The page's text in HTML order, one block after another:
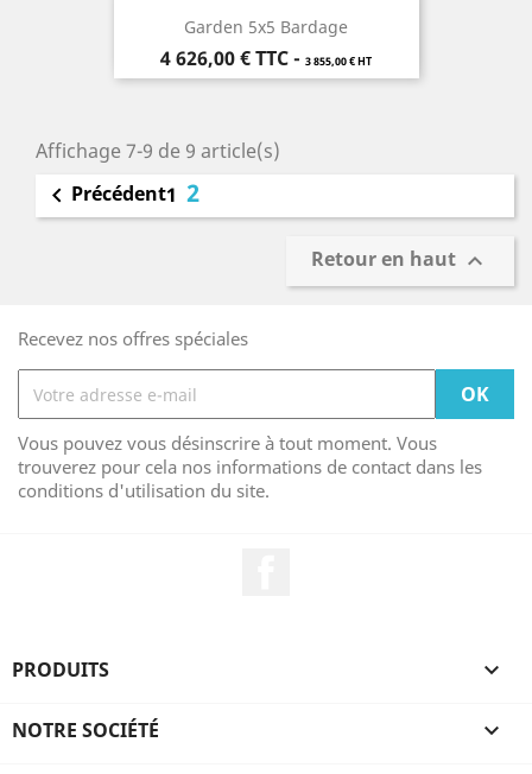
Garden 5x5 Bardage
Prix
4 626,00 €TTC- 3 855,00 € HT
Affichage 7-9 de 9 article(s)
 Précédent1 2
Retour en haut 
Recevez nos offres spéciales
Vous pouvez vous désinscrire à tout moment. Vous
trouverez pour cela nos informations de contact dans les
conditions d'utilisation du site.
PRODUITS 
NOTRE SOCIÉTÉ 